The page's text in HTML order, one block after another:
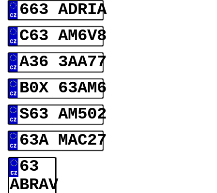
663 ADRIA
C63 AM6V8
A36 3AA77
B0X 63AM6
S63 AM502
63A MAC27
63
ABRAV